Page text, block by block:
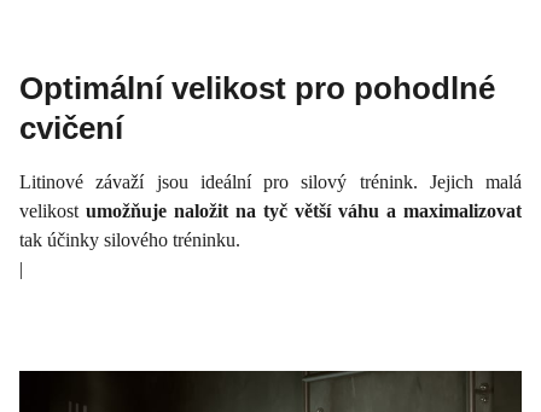
Optimální velikost pro pohodlné
cvičení
Litinové závaží jsou ideální pro silový trénink. Jejich malá
velikost umožňuje naložit na tyč větší váhu a maximalizovat
tak účinky silového tréninku.
|